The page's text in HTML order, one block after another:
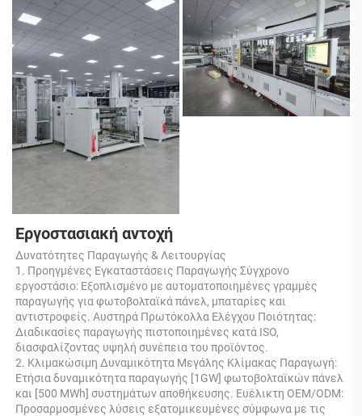
Εργοστασιακή αντοχή
Δυνατότητες Παραγωγής & Λειτουργίας
1. Προηγμένες Εγκαταστάσεις Παραγωγής Σύγχρονο
εργοστάσιο: Εξοπλισμένο με αυτοματοποιημένες γραμμές
παραγωγής για φωτοβολταϊκά πάνελ, μπαταρίες και
αντιστροφείς. Αυστηρά Πρωτόκολλα Ελέγχου Ποιότητας:
Διαδικασίες παραγωγής πιστοποιημένες κατά ISO,
διασφαλίζοντας υψηλή συνέπεια του προϊόντος.
2. Κλιμακώσιμη Δυναμικότητα Μεγάλης Κλίμακας Παραγωγή:
Ετήσια δυναμικότητα παραγωγής [1GW] φωτοβολταϊκών πάνελ
και [500 MWh] συστημάτων αποθήκευσης. Ευέλικτη OEM/ODM:
Προσαρμοσμένες λύσεις εξατομικευμένες σύμφωνα με τις